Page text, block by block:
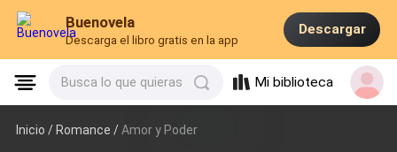
Buenovela
Descarga el libro gratis en la app
Descargar
Busca lo que quieras Mi biblioteca
Inicio /Romance /Amor y Poder